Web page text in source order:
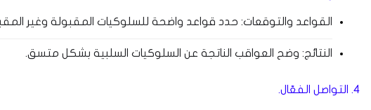
القواعد والتوقعات: حدد قواعد واضحة للسلوكيات المقبولة وغير
النتائج: وضح العواقب الناتجة عن السلوكيات السلبية بشكل متسق.
4. التواصل الفعّال.